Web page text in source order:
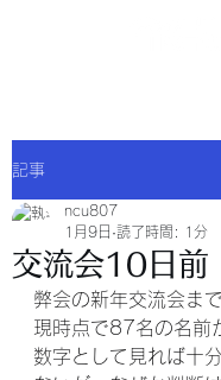
記事
交流会10日前
ncu807
1月9日 読了時間: 1分
弊会の新年交流会ま
現時点で87名の名前
数字として見れば十